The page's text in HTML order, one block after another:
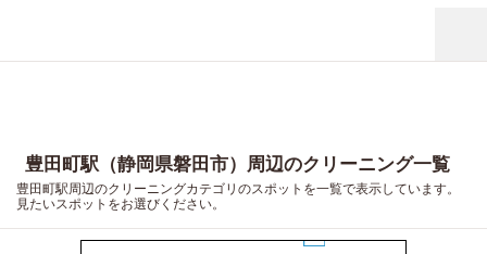
豊田町駅（静岡県磐田市）周辺のクリーニング一覧
豊田町駅周辺のクリーニングカテゴリのスポットを一覧で表示しています。
見たいスポットをお選びください。
9
10 11 14